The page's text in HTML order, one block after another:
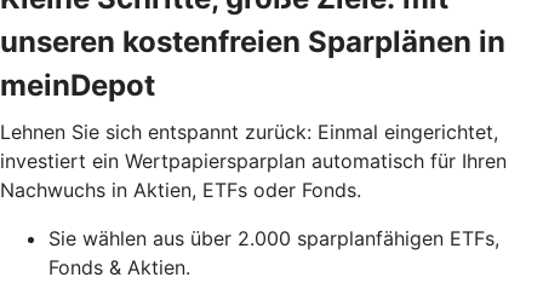
unseren kostenfreien Sparplänen in
meinDepot
Lehnen Sie sich entspannt zurück: Einmal eingerichtet,
investiert ein Wertpapiersparplan automatisch für Ihren
Nachwuchs in Aktien, ETFs oder Fonds.
Sie wählen aus über 2.000 sparplanfähigen ETFs,
Fonds & Aktien.